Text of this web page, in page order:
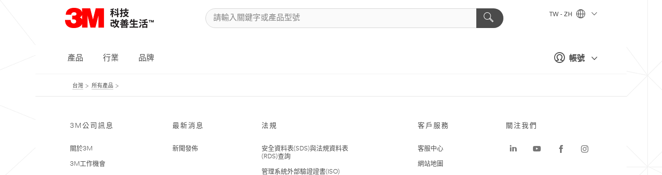
帳號
TW - ZH
產品 行業 品牌
台灣 所有產品
3M公司訊息
關於3M
3M工作機會
最新消息
新聞發佈
法規
安全資料表(SDS)與法規資料表
(RDS)查詢
管理系統外部驗證證書(ISO)
客戶服務
客服中心
網站地圖
關注我們